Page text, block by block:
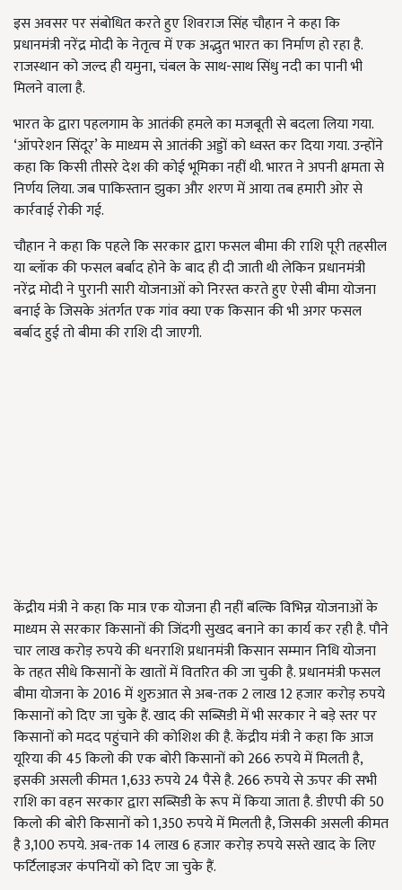
इस अवसर पर संबोधित करते हुए शिवराज सिंह चौहान ने कहा कि
प्रधानमंत्री नरेंद्र मोदी के नेतृत्व में एक अद्भुत भारत का निर्माण हो रहा है.
राजस्थान को जल्द ही यमुना, चंबल के साथ-साथ सिंधु नदी का पानी भी
मिलने वाला है.
भारत के द्वारा पहलगाम के आतंकी हमले का मजबूती से बदला लिया गया.
‘ऑपरेशन सिंदूर’ के माध्यम से आतंकी अड्डों को ध्वस्त कर दिया गया. उन्होंने
कहा कि किसी तीसरे देश की कोई भूमिका नहीं थी. भारत ने अपनी क्षमता से
निर्णय लिया. जब पाकिस्तान झुका और शरण में आया तब हमारी ओर से
कार्रवाई रोकी गई.
चौहान ने कहा कि पहले कि सरकार द्वारा फसल बीमा की राशि पूरी तहसील
या ब्लॉक की फसल बर्बाद होने के बाद ही दी जाती थी लेकिन प्रधानमंत्री
नरेंद्र मोदी ने पुरानी सारी योजनाओं को निरस्त करते हुए ऐसी बीमा योजना
बनाई के जिसके अंतर्गत एक गांव क्या एक किसान की भी अगर फसल
बर्बाद हुई तो बीमा की राशि दी जाएगी.
केंद्रीय मंत्री ने कहा कि मात्र एक योजना ही नहीं बल्कि विभिन्न योजनाओं के
माध्यम से सरकार किसानों की जिंदगी सुखद बनाने का कार्य कर रही है. पौने
चार लाख करोड़ रुपये की धनराशि प्रधानमंत्री किसान सम्मान निधि योजना
के तहत सीधे किसानों के खातों में वितरित की जा चुकी है. प्रधानमंत्री फसल
बीमा योजना के 2016 में शुरुआत से अब-तक 2 लाख 12 हजार करोड़ रुपये
किसानों को दिए जा चुके हैं. खाद की सब्सिडी में भी सरकार ने बड़े स्तर पर
किसानों को मदद पहुंचाने की कोशिश की है. केंद्रीय मंत्री ने कहा कि आज
यूरिया की 45 किलो की एक बोरी किसानों को 266 रुपये में मिलती है,
इसकी असली कीमत 1,633 रुपये 24 पैसे है. 266 रुपये से ऊपर की सभी
राशि का वहन सरकार द्वारा सब्सिडी के रूप में किया जाता है. डीएपी की 50
किलो की बोरी किसानों को 1,350 रुपये में मिलती है, जिसकी असली कीमत
है 3,100 रुपये. अब-तक 14 लाख 6 हजार करोड़ रुपये सस्ते खाद के लिए
फर्टिलाइजर कंपनियों को दिए जा चुके हैं.